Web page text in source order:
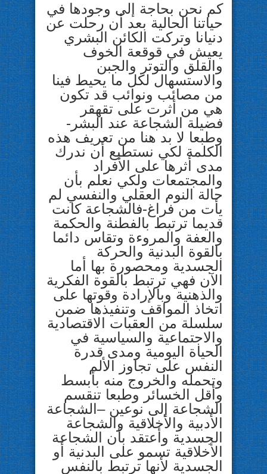
كم نحن بحاجة إلى وجودها في
حياتنا الحالية بعد أن رحلت عن
دنيانا وتركت الكائن البشري
يعيش في قوقعة الخوف
والقلق والتوتر والجبن
والاستسهال لكل ما يحيط فينا
من مصائب ونوائب قد تكون
هي من أثرت على تقهقر
فضيلة الشجاعة عند البشر-
وطبعا لا بد هنا من تعريف هذه
الكلمة لكي نستطيع أن ندرك
مدى أثرها على الأفراد
والمجتمعات ولكي نعلم بأن
حالة النوم العقلي والنفسي لم
يأت من فراغ-فالشجاعة كانت
قديما ترتبط بالفطنة والحكمة
والعفة والمروءة وتقاس دائما
بالقوة البدنية والحركة
الجسدية ومحصورة بها أما
الآن فهي ترتبط بالقوة الفكرية
والذهنية وبالإرادة وقوتها على
اتخاذ المواقف وتنفيذها ضمن
سلسلة من العقبات الاقتصادية
والاجتماعية والسياسية في
الحياة اليومية ومدى قدرة
النفس على تجاوز الألم
وتحمله والخروج منه بأبسط
وأقل الخسائر وطبعا تنقسم
الشجاعة إلى نوعين –الشجاعة
الأدبية والأخلاقية والشجاعة
الجسدية وأعتقد بأن الشجاعة
الأخلاقية تسمو على البدنية أو
الجسدية لأنها ترتبط بالنفس